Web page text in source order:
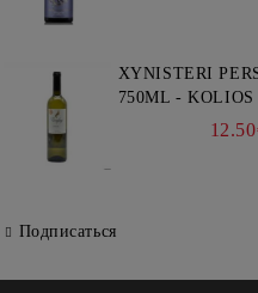
XYNISTERI
750ML - KOLIOS
Подписаться